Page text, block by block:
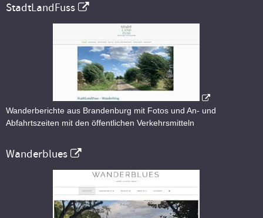
StadtLandFuss
Wanderberichte aus Brandenburg mit Fotos und An- und
Abfahrtszeiten mit den öffentlichen Verkehrsmitteln
Wanderblues